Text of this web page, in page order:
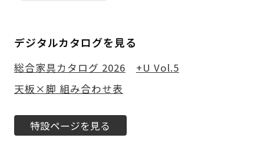
デジタルカタログを見る
総合家具カタログ 2026
+U Vol.5
天板×脚 組み合わせ表
特設ページを見る